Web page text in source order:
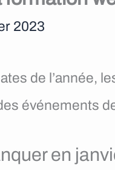
2023
de l’année,
événements
en